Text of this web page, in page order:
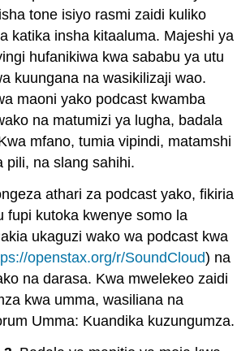
tone isiyo rasmi zaidi kuliko
katika insha kitaaluma. Majeshi ya
hufanikiwa kwa sababu ya utu
kuungana na wasikilizaji wao.
maoni yako podcast kwamba
na matumizi ya lugha, badala
mfano, tumia vipindi, matamshi
pili, na slang sahihi.
athari za podcast yako, fikiria
fupi kutoka kwenye somo la
ukaguzi wako wa podcast kwa
openstax.org/r/SoundCloud) na
na darasa. Kwa mwelekeo zaidi
kwa umma, wasiliana na
Umma: Kuandika kuzungumza.